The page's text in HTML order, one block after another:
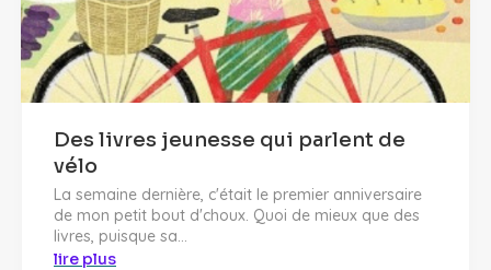
Des livres jeunesse qui parlent de
vélo
La semaine dernière, c'était le premier anniversaire
de mon petit bout d'choux. Quoi de mieux que des
livres, puisque sa...
lire plus